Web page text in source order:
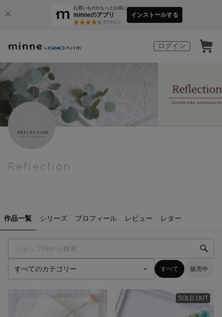
お買いものがもっとお得に
minneのアプリ
3万件以上
インストールする
ログイン
Reflection
作品一覧 シリーズ プロフィール レビュー レター
すべて 販売中
SOLD OUT